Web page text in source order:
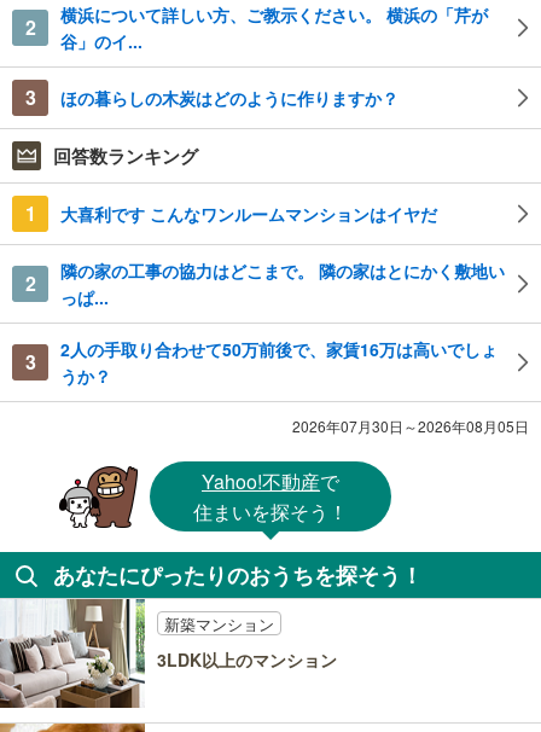
2
横浜について詳しい方、ご教示ください。 横浜の「芹が
谷」のイ...
3 ほの暮らしの木炭はどのように作りますか？
回答数ランキング
1 大喜利です こんなワンルームマンションはイヤだ
2
隣の家の工事の協力はどこまで。 隣の家はとにかく敷地い
っぱ...
3
2人の手取り合わせて50万前後で、家賃16万は高いでしょ
うか？
2026年07月30日～2026年08月05日
Yahoo!不動産で
住まいを探そう！
あなたにぴったりのおうちを探そう！
新築マンション
3LDK以上のマンション